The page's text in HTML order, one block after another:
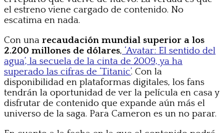
el estreno viene cargado de contenido. No
escatima en nada.
Con una recaudación mundial superior a los
2.200 millones de dólares, ‘Avatar: El sentido del
agua’, la secuela de la cinta de 2009, ya ha
superado las cifras de ‘Titanic’. Con la
disponibilidad en plataformas digitales, los fans
tendrán la oportunidad de ver la película en casa y
disfrutar de contenido que expande aún más el
universo de la saga. Para Cameron es un no parar.